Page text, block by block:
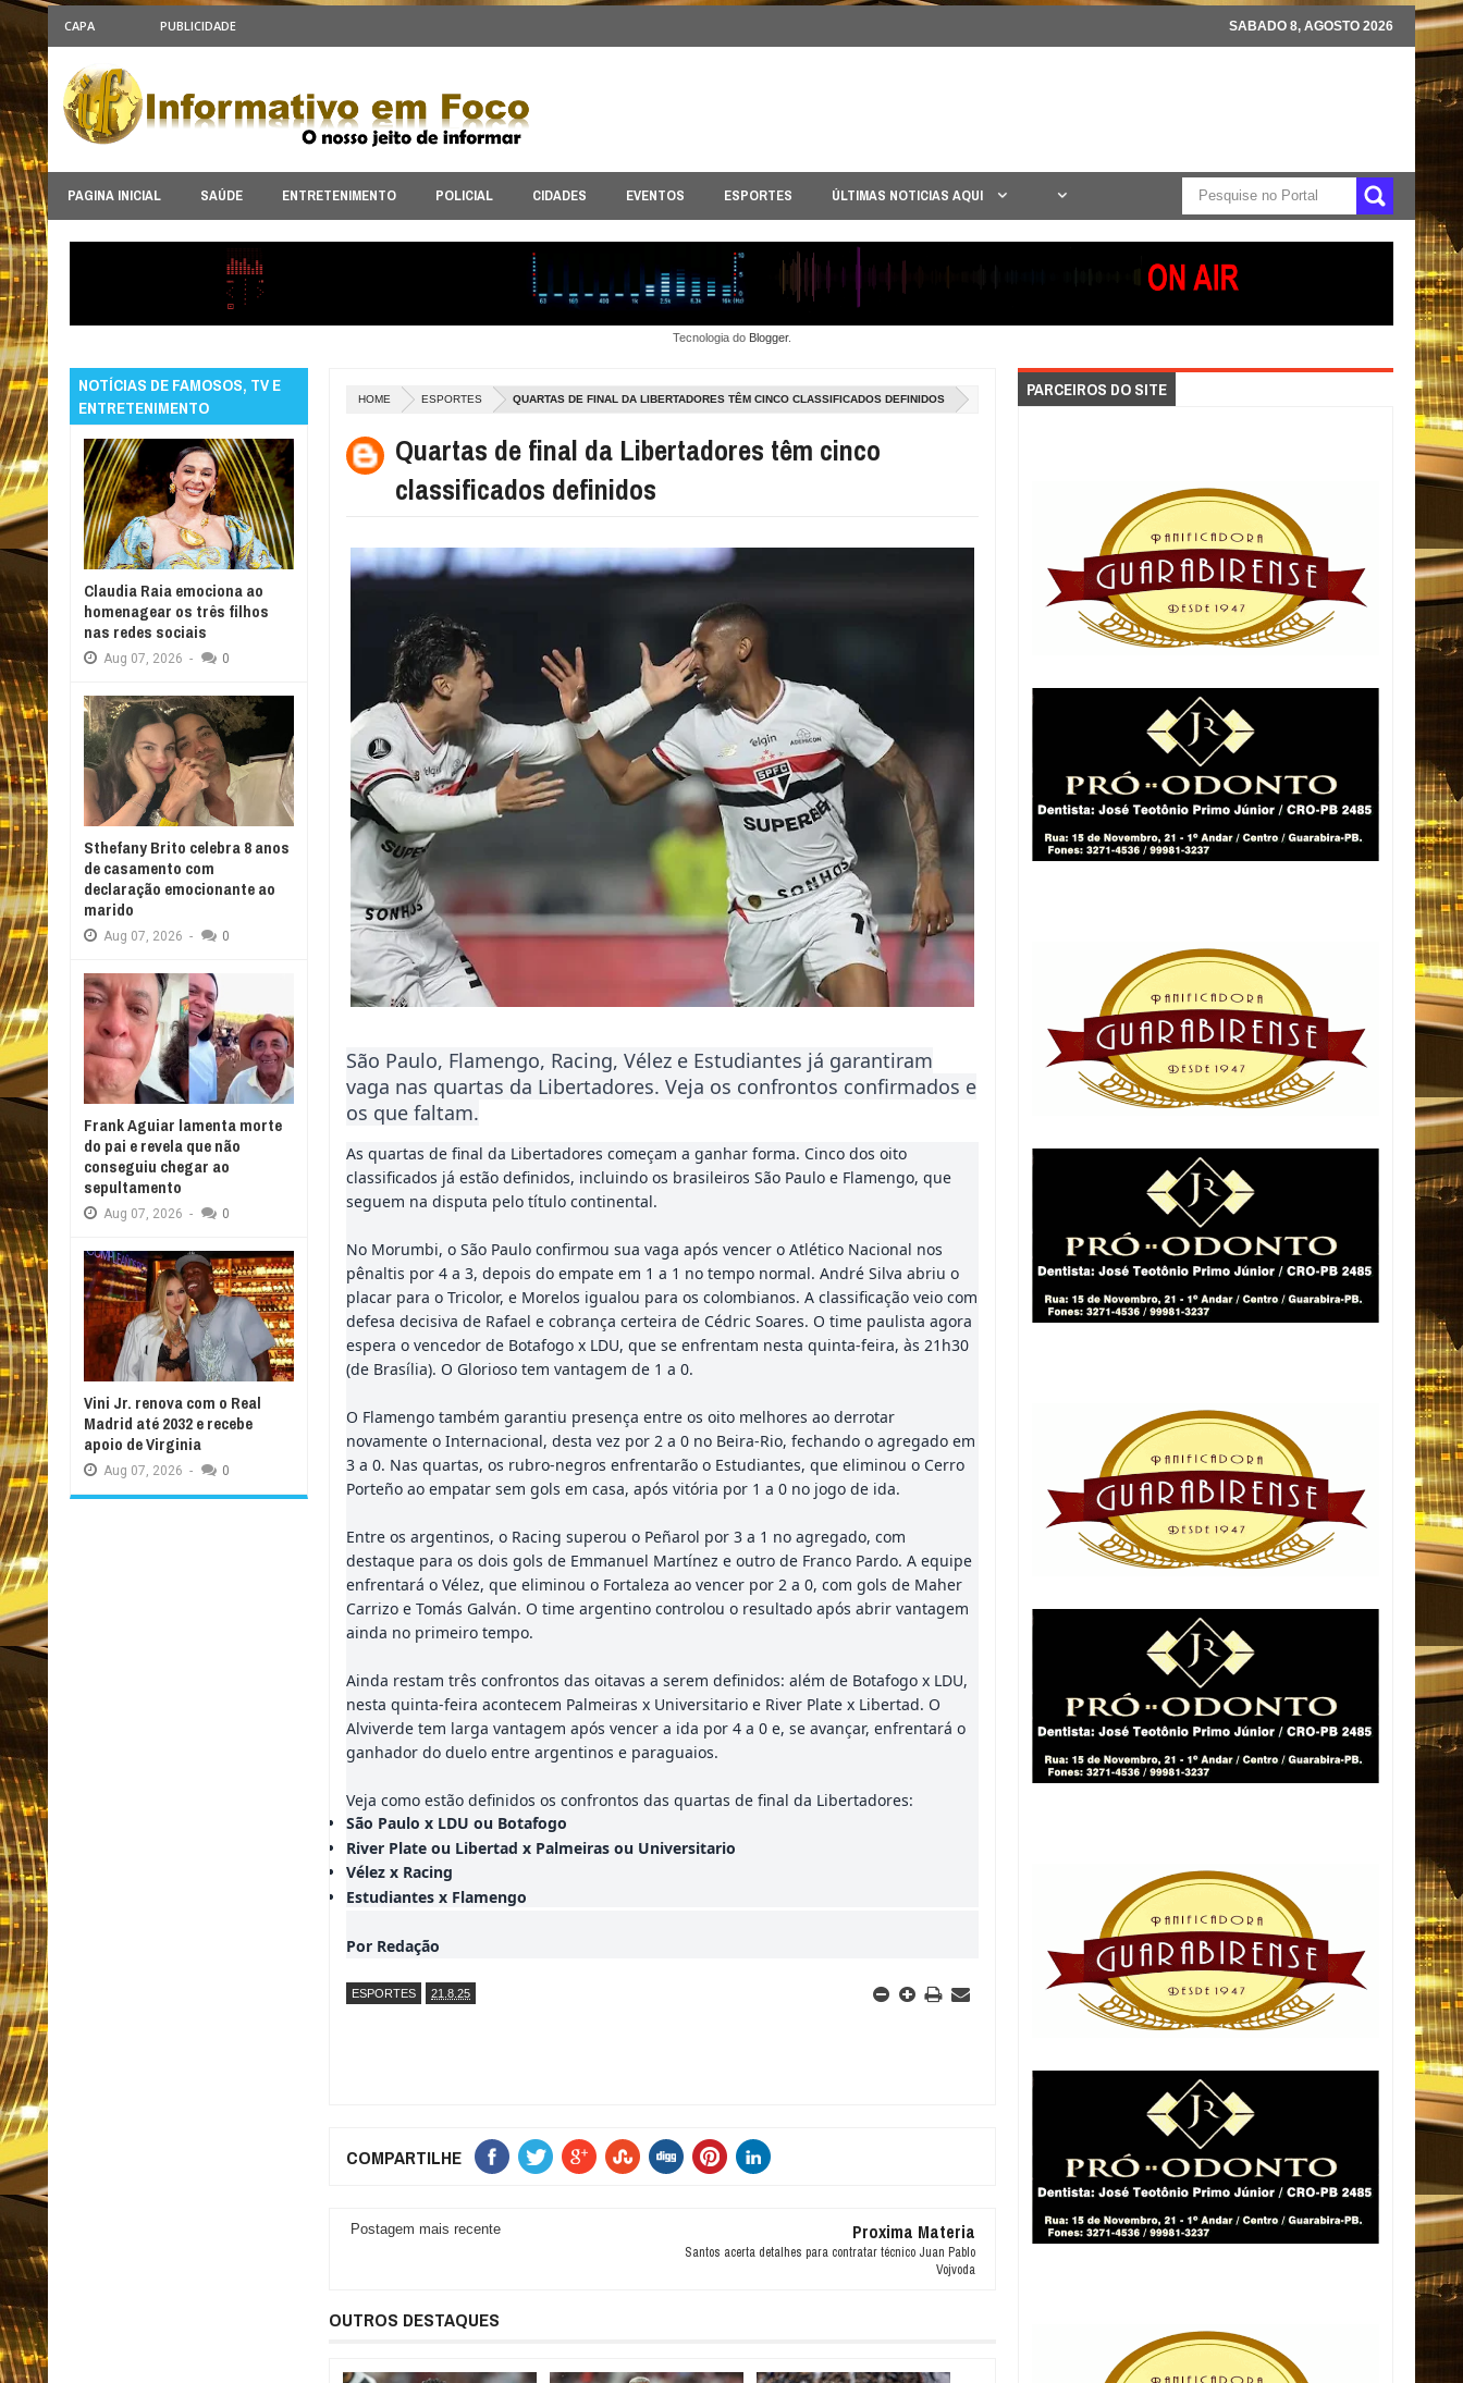
CAPA PUBLICIDADE SABADO 8, AGOSTO 2026
PAGINA INICIAL SAÚDE ENTRETENIMENTO POLICIAL CIDADES EVENTOS ESPORTES ÚLTIMAS NOTICIAS AQUI
Tecnologia do Blogger.
HOME ESPORTES QUARTAS DE FINAL DA LIBERTADORES TÊM CINCO CLASSIFICADOS DEFINIDOS
Quartas de final da Libertadores têm cinco
classificados definidos
São Paulo, Flamengo, Racing, Vélez e Estudiantes já garantiram
vaga nas quartas da Libertadores. Veja os confrontos confirmados e
os que faltam.
As quartas de final da Libertadores começam a ganhar forma. Cinco dos oito
classificados já estão definidos, incluindo os brasileiros São Paulo e Flamengo, que
seguem na disputa pelo título continental.
No Morumbi, o São Paulo confirmou sua vaga após vencer o Atlético Nacional nos
pênaltis por 4 a 3, depois do empate em 1 a 1 no tempo normal. André Silva abriu o
placar para o Tricolor, e Morelos igualou para os colombianos. A classificação veio com
defesa decisiva de Rafael e cobrança certeira de Cédric Soares. O time paulista agora
espera o vencedor de Botafogo x LDU, que se enfrentam nesta quinta-feira, às 21h30
(de Brasília). O Glorioso tem vantagem de 1 a 0.
O Flamengo também garantiu presença entre os oito melhores ao derrotar
novamente o Internacional, desta vez por 2 a 0 no Beira-Rio, fechando o agregado em
3 a 0. Nas quartas, os rubro-negros enfrentarão o Estudiantes, que eliminou o Cerro
Porteño ao empatar sem gols em casa, após vitória por 1 a 0 no jogo de ida.
Entre os argentinos, o Racing superou o Peñarol por 3 a 1 no agregado, com
destaque para os dois gols de Emmanuel Martínez e outro de Franco Pardo. A equipe
enfrentará o Vélez, que eliminou o Fortaleza ao vencer por 2 a 0, com gols de Maher
Carrizo e Tomás Galván. O time argentino controlou o resultado após abrir vantagem
ainda no primeiro tempo.
Ainda restam três confrontos das oitavas a serem definidos: além de Botafogo x LDU,
nesta quinta-feira acontecem Palmeiras x Universitario e River Plate x Libertad. O
Alviverde tem larga vantagem após vencer a ida por 4 a 0 e, se avançar, enfrentará o
ganhador do duelo entre argentinos e paraguaios.
Veja como estão definidos os confrontos das quartas de final da Libertadores:
São Paulo x LDU ou Botafogo
River Plate ou Libertad x Palmeiras ou Universitario
Vélez x Racing
Estudiantes x Flamengo
Por Redação
ESPORTES 21.8.25
COMPARTILHE
Postagem mais recente Proxima Materia
Santos acerta detalhes para contratar técnico Juan Pablo
Vojvoda
OUTROS DESTAQUES
NOTÍCIAS DE FAMOSOS, TV E
ENTRETENIMENTO
Claudia Raia emociona ao
homenagear os três filhos
nas redes sociais
Aug 07, 2026 - 0
Sthefany Brito celebra 8 anos
de casamento com
declaração emocionante ao
marido
Aug 07, 2026 - 0
Frank Aguiar lamenta morte
do pai e revela que não
conseguiu chegar ao
sepultamento
Aug 07, 2026 - 0
Vini Jr. renova com o Real
Madrid até 2032 e recebe
apoio de Virginia
Aug 07, 2026 - 0
PARCEIROS DO SITE